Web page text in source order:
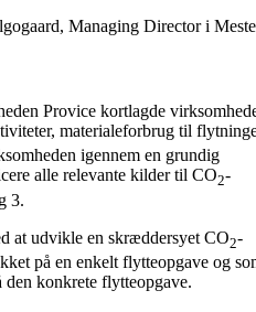
Managing Director i
Provice kortlagde
materialeforbrug til
igennem en grundig
alle relevante kilder til CO2-
3.
at udvikle en skræddersyet CO2-
på en enkelt flytteopgave og
konkrete flytteopgave.